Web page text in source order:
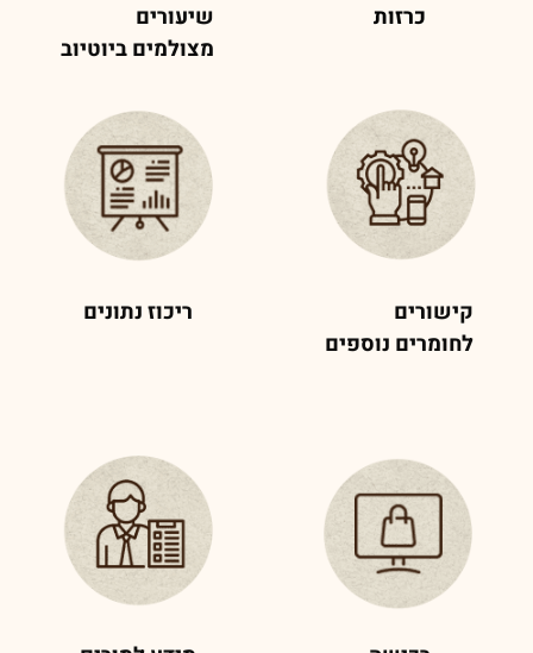
כרזות
שיעורים
מצולמיםביוטיוב
קישורים
לחומרים נוספים
ריכוז נתונים